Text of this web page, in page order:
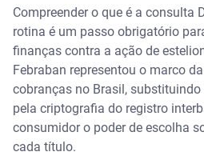
Compreender o que é a consulta
rotina é um passo obrigatório
finanças contra a ação de
Febraban representou o marco
cobranças no Brasil, substituindo
pela criptografia do registro
consumidor o poder de escolha
cada título.